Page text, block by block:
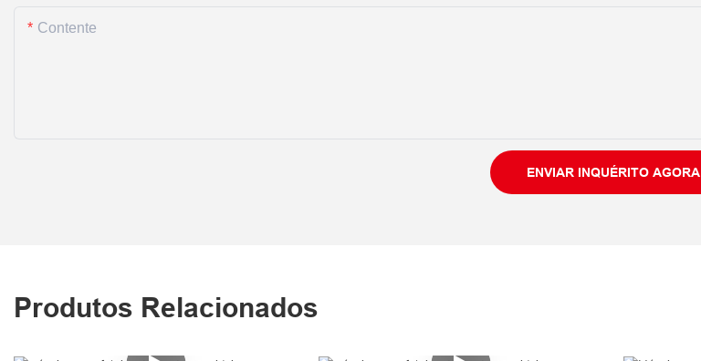
Contente
ENVIAR INQUÉRITO AGORA
Produtos Relacionados